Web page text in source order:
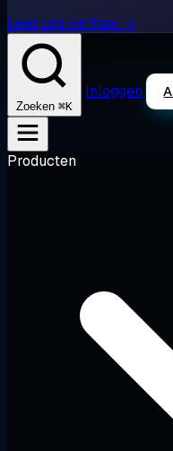
Lees ons verhaal →
Zoeken ⌘K
Inloggen
Producten